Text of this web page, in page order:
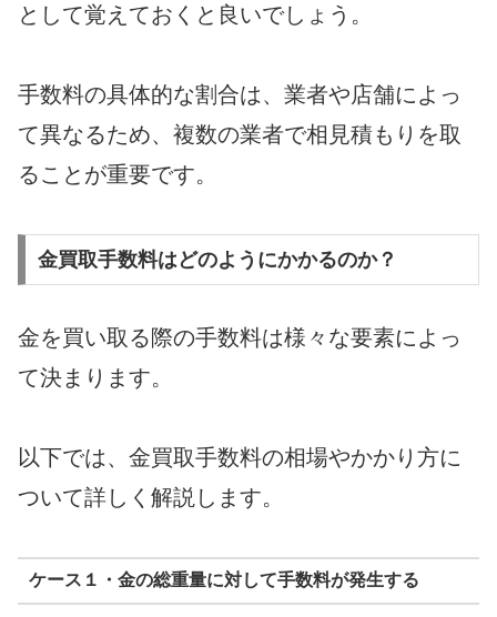
として覚えておくと良いでしょう。
手数料の具体的な割合は、業者や店舗によっ
て異なるため、複数の業者で相見積もりを取
ることが重要です。
金買取手数料はどのようにかかるのか？
金を買い取る際の手数料は様々な要素によっ
て決まります。
以下では、金買取手数料の相場やかかり方に
ついて詳しく解説します。
ケース１・金の総重量に対して手数料が発生する